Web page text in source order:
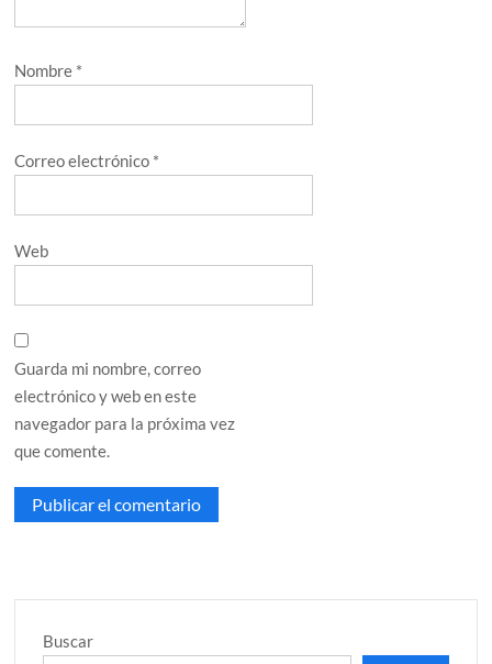
Nombre *
Correo electrónico *
Web
Guarda mi nombre, correo
electrónico y web en este
navegador para la próxima vez
que comente.
Buscar